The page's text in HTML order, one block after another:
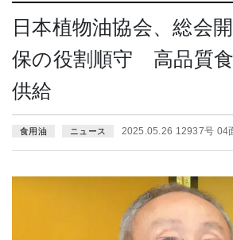
日本植物油協会、総会
保の役割順守 高品質
供給
食用油 ニュース 2025.05.26 12937号 04